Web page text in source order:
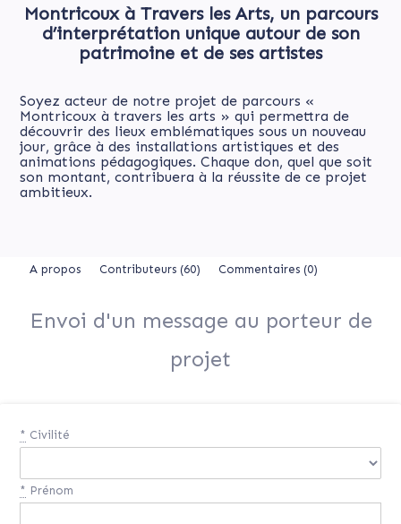
Montricoux à Travers les Arts, un parcours
d’interprétation unique autour de son
patrimoine et de ses artistes
Soyez acteur de notre projet de parcours «
Montricoux à travers les arts » qui permettra de
découvrir des lieux emblématiques sous un nouveau
jour, grâce à des installations artistiques et des
animations pédagogiques. Chaque don, quel que soit
son montant, contribuera à la réussite de ce projet
ambitieux.
A propos Contributeurs (60) Commentaires (0)
Envoi d'un message au porteur de
projet
* Civilité
* Prénom